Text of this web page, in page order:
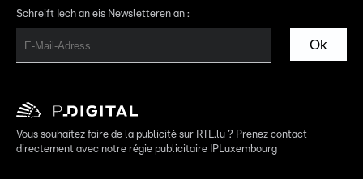
Schreift Iech an eis Newsletteren an :
Ok
Vous souhaitez faire de la publicité sur RTL.lu ? Prenez contact
directement avec notre régie publicitaire IPLuxembourg